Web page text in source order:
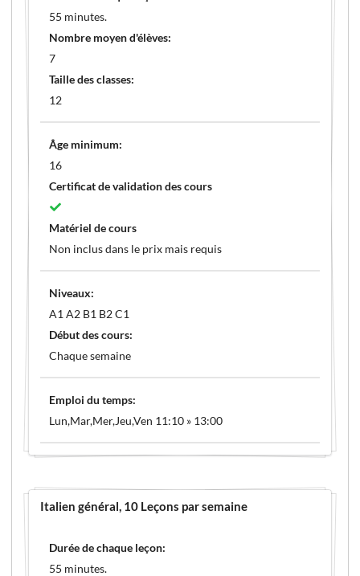
55 minutes.
Nombre moyen d'élèves:
7
Taille des classes:
12
Âge minimum:
16
Certificat de validation des cours
Matériel de cours
Non inclus dans le prix mais requis
Niveaux:
A1 A2 B1 B2 C1
Début des cours:
Chaque semaine
Emploi du temps:
Lun,Mar,Mer,Jeu,Ven 11:10 » 13:00
Italien général, 10 Leçons par semaine
Durée de chaque leçon:
55 minutes.